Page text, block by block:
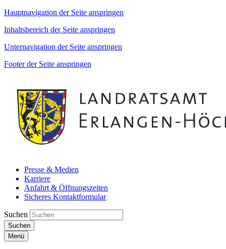
Hauptnavigation der Seite anspringen
Inhaltsbereich der Seite anspringen
Unternavigation der Seite anspringen
Footer der Seite anspringen
Presse & Medien
Karriere
Anfahrt & Öffnungszeiten
Sicheres Kontaktformular
Suchen
Suchen
Menü